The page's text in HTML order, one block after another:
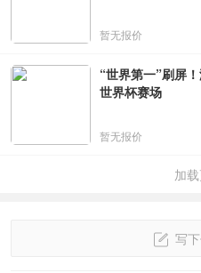
暂无报价
“世界第一”刷屏
世界杯赛场
暂无报价
加
写